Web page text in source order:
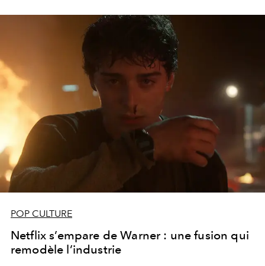
POP CULTURE
Netflix s’empare de Warner : une fusion qui
remodèle l’industrie